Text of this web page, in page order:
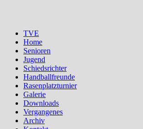
TVE
Home
Senioren
Jugend
Schiedsrichter
Handballfreunde
Rasenplatzturnier
Galerie
Downloads
Vergangenes
Archiv